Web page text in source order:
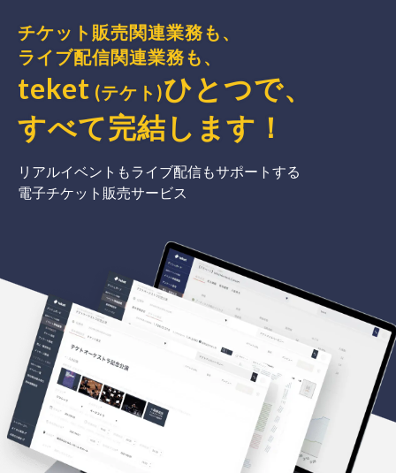
チケット販売関連業務も、
ライブ配信関連業務も、
teket (テケト)ひとつで、
すべて完結 します ！
リアルイベントもライブ配信もサポートする
電子チケット販売サービス